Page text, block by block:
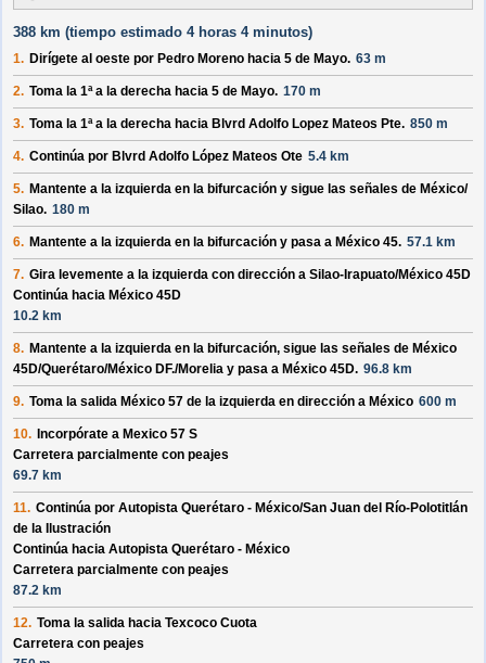
388 km (tiempo estimado 4 horas 4 minutos)
1. Dirígete al oeste por Pedro Moreno hacia 5 de Mayo. 63 m
2. Toma la 1ª a la derecha hacia 5 de Mayo. 170 m
3. Toma la 1ª a la derecha hacia Blvrd Adolfo Lopez Mateos Pte. 850 m
4. Continúa por Blvrd Adolfo López Mateos Ote 5.4 km
5. Mantente a la izquierda en la bifurcación y sigue las señales de México/​
Silao. 180 m
6. Mantente a la izquierda en la bifurcación y pasa a México 45. 57.1 km
7. Gira levemente a la izquierda con dirección a Silao-Irapuato/​México 45D
Continúa hacia México 45D
10.2 km
8. Mantente a la izquierda en la bifurcación, sigue las señales de México
45D/​Querétaro/​México DF./​Morelia y pasa a México 45D. 96.8 km
9. Toma la salida México 57 de la izquierda en dirección a México 600 m
10. Incorpórate a Mexico 57 S
Carretera parcialmente con peajes
69.7 km
11. Continúa por Autopista Querétaro - México/​San Juan del Río-Polotitlán
de la Ilustración
Continúa hacia Autopista Querétaro - México
Carretera parcialmente con peajes
87.2 km
12. Toma la salida hacia Texcoco Cuota
Carretera con peajes